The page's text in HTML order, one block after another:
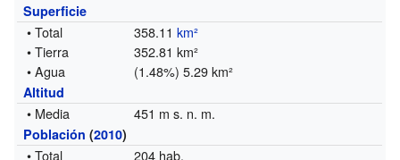
Superficie
• Total 358.11km²
• Tierra
352.81 km²
• Agua
(1.48%) 5.29 km²
Altitud
• Media 451 m s. n. m.
Población (2010)
• Total
204 hab.